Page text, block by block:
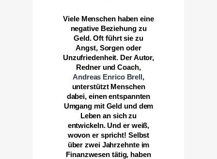
Viele Menschen haben eine
negative Beziehung zu
Geld. Oft führt sie zu
Angst, Sorgen oder
Unzufriedenheit. Der Autor,
Redner und Coach,
Andreas Enrico Brell ,
unterstützt Menschen
dabei, einen entspannten
Umgang mit Geld und dem
Leben an sich zu
entwickeln. Und er weiß,
wovon er spricht! Selbst
über zwei Jahrzehnte im
Finanzwesen tätig, haben